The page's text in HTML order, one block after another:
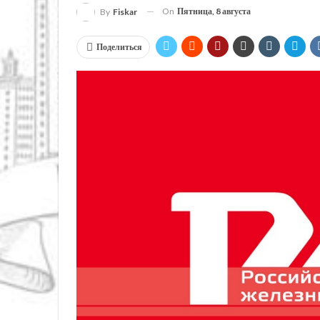
By Fiskar On Пятница, 8 августа
Поделиться